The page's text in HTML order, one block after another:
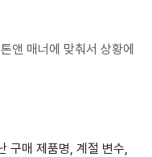
앤 매너에 맞춰서 상황에
구매 제품명, 계절 변수,